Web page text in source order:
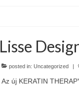
Lisse
posted in: Uncategorized |
Az új KERATIN